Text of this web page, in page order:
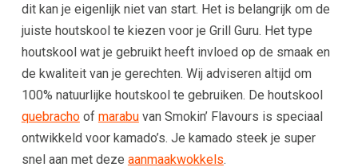
dit kan je eigenlijk niet van start. Het is belangrijk om de
juiste houtskool te kiezen voor je Grill Guru. Het type
houtskool wat je gebruikt heeft invloed op de smaak en
de kwaliteit van je gerechten. Wij adviseren altijd om
100% natuurlijke houtskool te gebruiken. De houtskool
quebrachoof marabuvan Smokin’ Flavours is speciaal
ontwikkeld voor kamado’s. Je kamado steek je super
snel aan met deze aanmaakwokkels.